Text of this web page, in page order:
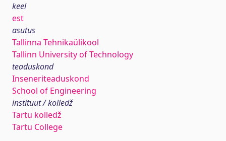
keel
est
asutus
Tallinna Tehnikaülikool
Tallinn University of Technology
teaduskond
Inseneriteaduskond
School of Engineering
instituut / kolledž
Tartu kolledž
Tartu College